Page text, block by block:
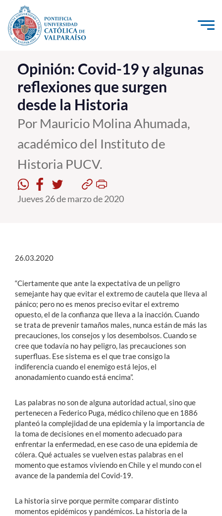
Click acá para ir directamente al contenido
La Universidad
Investigación, Creación e Innovación
PUCV Internacional
Vinculación con el Medio
Admisión
Pregrado
Postgrado
Funcionarios
Alumni
English
Opinión: Covid-19 y algunas
reflexiones que surgen
desde la Historia
Por Mauricio Molina Ahumada,
académico del Instituto de
Historia PUCV.
Jueves 26 de marzo de 2020
26.03.2020
“Ciertamente que ante la expectativa de un peligro
semejante hay que evitar el extremo de cautela que lleva al
pánico; pero no es menos preciso evitar el extremo
opuesto, el de la confianza que lleva a la inacción. Cuando
se trata de prevenir tamaños males, nunca están de más las
precauciones, los consejos y los desembolsos. Cuando se
cree que todavía no hay peligro, las precauciones son
superfluas. Ese sistema es el que trae consigo la
indiferencia cuando el enemigo está lejos, el
anonadamiento cuando está encima”.
Las palabras no son de alguna autoridad actual, sino que
pertenecen a Federico Puga, médico chileno que en 1886
planteó la complejidad de una epidemia y la importancia de
la toma de decisiones en el momento adecuado para
enfrentar la enfermedad, en ese caso de una epidemia de
cólera. Qué actuales se vuelven estas palabras en el
momento que estamos viviendo en Chile y el mundo con el
avance de la pandemia del Covid-19.
La historia sirve porque permite comparar distinto
momentos epidémicos y pandémicos. La historia de la